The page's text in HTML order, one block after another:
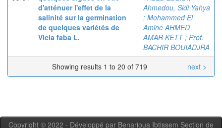
d'atténuer l'effet de la
salinité sur la germination
de quelques variétés de
Vicia faba L.
Ahmedou, Sidi Yahya
; Mohammed El
Amine AHMED
AMAR KETT ; Prof.
BACHIR BOUIADJRA
Showing results 1 to 20 of 719
next >
Copyright © 2022 - Développé par Benarioua Ibtissem Section de